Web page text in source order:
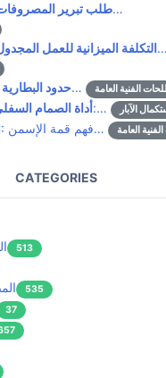
طلب تبريرطلب مبرر الإنفاق: د…
التكلفة الميزانية للعملفهم تكلفة العمل الم…
حدود البطاريةفهم حدود البطارية ف… الفنية العامة
أداة الصمامأداة الصمام السفلي:… الآبار
TOC: فهم قمة الإسمن… العامة
CATEGORIES
513
535
37